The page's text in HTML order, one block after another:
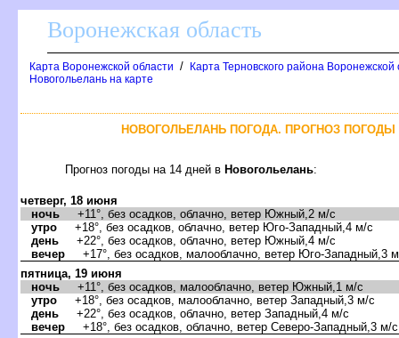
оронежская область
Карта Воронежской области /
Карта Терновского района
Новогольелань на карте
НОВОГОЛЬЕЛАНЬ ПОГОДА. ПРОГНОЗ
Прогноз погоды на 14 дней Новогольелань:
четверг, 18 июня
ночь +11°, без осадков, облачно, ветер Южный,2 м/с
утро +18°, без осадков, облачно, ветер Юго-Западный,4 м/с
день +22°, без осадков, облачно, ветер Южный,4 м/с
ечер +17°, без осадков, малооблачно, ветер Юго-Западный,3
пятница, 19 июня
ночь +11°, без осадков, малооблачно, ветер Южный,1 м/с
утро +18°, без осадков, малооблачно, ветер Западный,3 м/с
день +22°, без осадков, облачно, ветер Западный,4 м/с
ечер +18°, без осадков, облачно, ветер Северо-Западный,3 м/с